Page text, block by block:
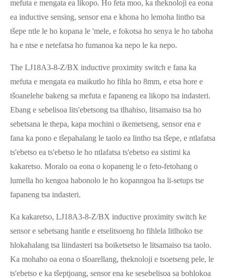
mefuta e mengata ea likopo. Ho feta moo, ka theknoloji ea eona
ea inductive sensing, sensor ena e khona ho lemoha lintho tsa
tšepe ntle le ho kopana le 'mele, e fokotsa ho senya le ho taboha
ha e ntse e netefatsa ho fumanoa ka nepo le ka nepo.
The LJ18A3-8-Z/BX inductive proximity switch e fana ka
mefuta e mengata ea maikutlo ho fihla ho 8mm, e etsa hore e
tšoanelehe bakeng sa mefuta e fapaneng ea likopo tsa indasteri.
Ebang e sebelisoa lits'ebetsong tsa tlhahiso, litsamaiso tsa ho
sebetsana le thepa, kapa mochini o ikemetseng, sensor ena e
fana ka pono e tšepahalang le taolo ea lintho tsa tšepe, e ntlafatsa
ts'ebetso ea ts'ebetso le ho ntlafatsa ts'ebetso ea sistimi ka
kakaretso. Moralo oa eona o kopaneng le o feto-fetohang o
lumella ho kengoa habonolo le ho kopanngoa ha li-setups tse
fapaneng tsa indasteri.
Ka kakaretso, LJ18A3-8-Z/BX inductive proximity switch ke
sensor e sebetsang hantle e etselitsoeng ho fihlela litlhoko tse
hlokahalang tsa liindasteri tsa boiketsetso le litsamaiso tsa taolo.
Ka mohaho oa eona o tšoarellang, theknoloji e tsoetseng pele, le
ts'ebetso e ka tšeptjoang, sensor ena ke sesebelisoa sa bohlokoa